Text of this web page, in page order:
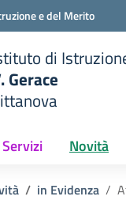
e del Merito
di
Gerace
Servizi Novità
in Evidenza